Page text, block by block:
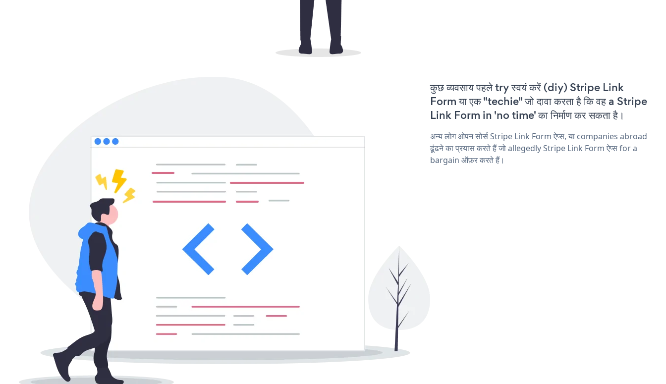
कुछ व्यवसाय पहले try स्वयं करें (diy) Stripe Link
Form या एक "techie" जो दावा करता है कि वह a Stripe
Link Form in 'no time' का निर्माण कर सकता है।
अन्य लोग ओपन सोर्स Stripe Link Form ऐप्स, या companies abroad
ढूंढने का प्रयास करते हैं जो allegedly Stripe Link Form ऐप्स for a
bargain ऑफ़र करते हैं।